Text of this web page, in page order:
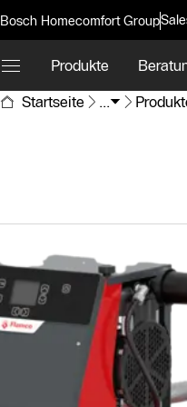
Bosch Homecomfort Group
Produkte
Startseite
...